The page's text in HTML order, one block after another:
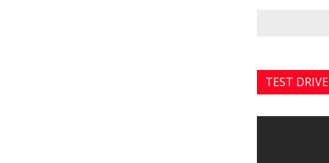
TEST DRIVE